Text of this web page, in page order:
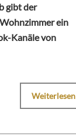
gibt der
ein
Kanäle von
Weiterlesen